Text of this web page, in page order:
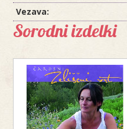
Vezava:
Sorodni izdelki